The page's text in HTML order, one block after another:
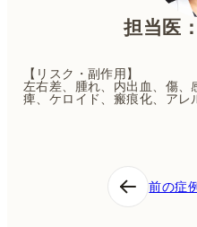
担当医
【リスク・副作用】
左右差、腫れ、内出血、傷
痺、ケロイド、瘢痕化、アレ
前の症